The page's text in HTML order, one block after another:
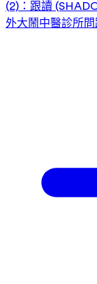
(2)：跟讀
外大鬧中醫診所